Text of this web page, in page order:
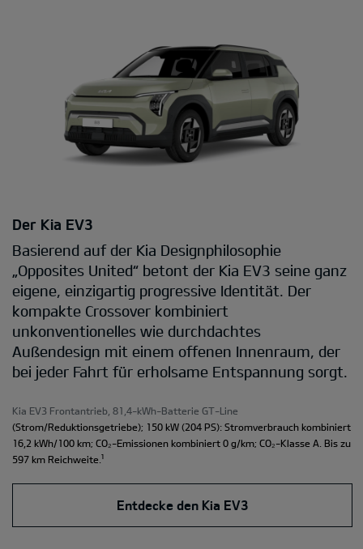
Der Kia EV3
Basierend auf der Kia Designphilosophie
„Opposites United“ betont der Kia EV3 seine ganz
eigene, einzigartig progressive Identität. Der
kompakte Crossover kombiniert
unkonventionelles wie durchdachtes
Außendesign mit einem offenen Innenraum, der
bei jeder Fahrt für erholsame Entspannung sorgt.
Kia EV3 Frontantrieb, 81,4-kWh-Batterie GT-Line
(Strom/Reduktionsgetriebe); 150 kW (204 PS): Stromverbrauch kombiniert
16,2 kWh/100 km; CO₂-Emissionen kombiniert 0 g/km; CO₂-Klasse A. Bis zu
597 km Reichweite. ¹
Entdecke den Kia EV3